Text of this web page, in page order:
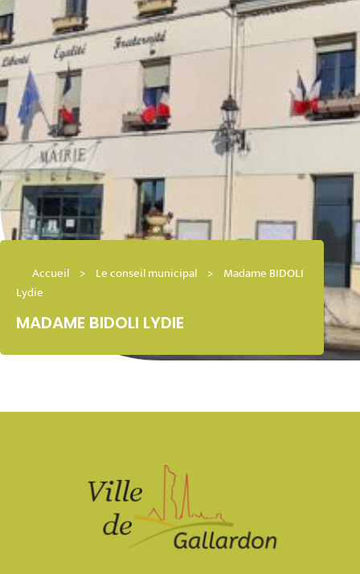
Accueil > Le conseil municipal > Madame BIDOLI
Lydie
MADAME BIDOLI LYDIE